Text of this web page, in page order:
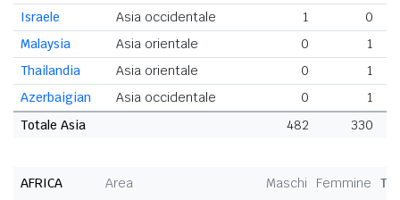
Israele Asia occidentale 1
0
Malaysia
Asia orientale 0
1
Thailandia
Asia orientale 0
1
Azerbaigian
Asia occidentale 0
1
Totale Asia
482 330
AFRICA Area Maschi Femmine